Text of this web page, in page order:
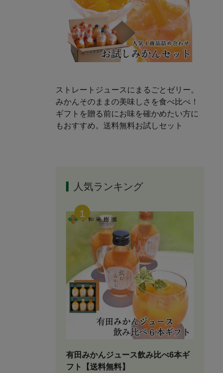
ストレートジュースにまるごとゼリー。
みかんそのままの美味しさを食べ比べ！
ギフトを贈る前にお味を確かめたい方に
もおすすめ。送料無料お試しセット
人気ランキング
有田みかんジュース飲み比べ6本ギ
フト【送料無料】